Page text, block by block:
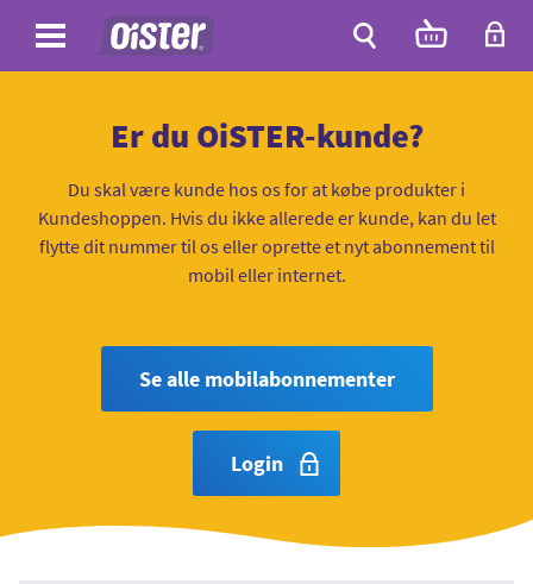
Antal
varer
i
Er du OiSTER-kunde?
Du skal være kunde hos os for at købe produkter i
Kundeshoppen. Hvis du ikke allerede er kunde, kan du let
flytte dit nummer til os eller oprette et nyt abonnement til
mobil eller internet.
Se alle mobilabonnementer
Login